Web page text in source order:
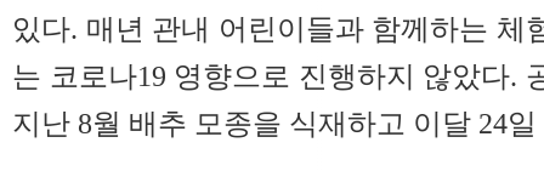
있다. 매년 관내 어린이들과 함께하는 체
는 코로나19 영향으로 진행하지 않았다.
지난 8월 배추 모종을 식재하고 이달 24